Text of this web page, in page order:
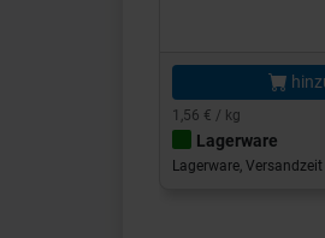
1,56 € / kg
Lagerware
Lagerware,